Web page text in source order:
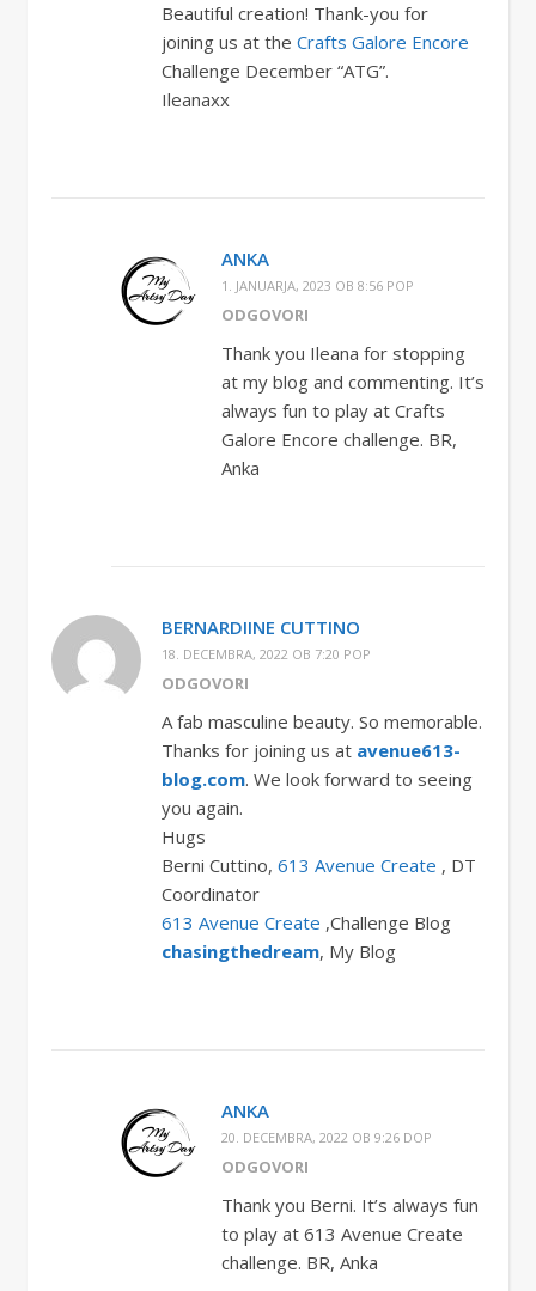
Beautiful creation! Thank-you for
joining us at the Crafts Galore Encore
Challenge December “ATG”.
Ileanaxx
ANKA
1. JANUARJA, 2023 OB 8:56 POP
ODGOVORI
Thank you Ileana for stopping
at my blog and commenting. It’s
always fun to play at Crafts
Galore Encore challenge. BR,
Anka
BERNARDIINE CUTTINO
18. DECEMBRA, 2022 OB 7:20 POP
ODGOVORI
A fab masculine beauty. So memorable.
Thanks for joining us at avenue613-
blog.com. We look forward to seeing
you again.
Hugs
Berni Cuttino, 613 Avenue Create , DT
Coordinator
613 Avenue Create ,Challenge Blog
chasingthedream, My Blog
ANKA
20. DECEMBRA, 2022 OB 9:26 DOP
ODGOVORI
Thank you Berni. It’s always fun
to play at 613 Avenue Create
challenge. BR, Anka